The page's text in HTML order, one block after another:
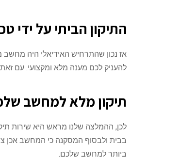
התיקון הביתי על
אז נכון שהתרחיש האידיאלי היה
להעניק לכם מענה מלא ומקצועי. עם
תיקון מלא למחשב
לכן, ההמלצה שלנו מראש היא שירות
בבית ולבסוף המסקנה כי המחשב אכן
ביותר למחשב שלכם.